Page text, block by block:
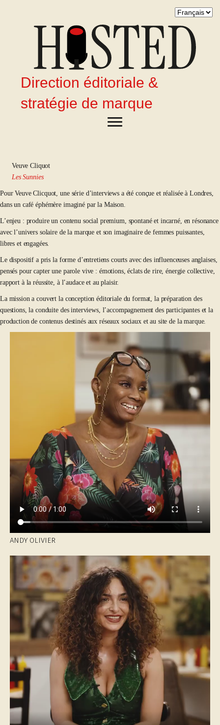
Direction éditoriale &
stratégie de marque
Veuve Cliquot
Les Sunnies
Pour Veuve Clicquot, une série d’interviews a été conçue et réalisée à Londres,
dans un café éphémère imaginé par la Maison.
L’enjeu : produire un contenu social premium, spontané et incarné, en résonance
avec l’univers solaire de la marque et son imaginaire de femmes puissantes,
libres et engagées.
Le dispositif a pris la forme d’entretiens courts avec des influenceuses anglaises,
pensés pour capter une parole vive : émotions, éclats de rire, énergie collective,
rapport à la réussite, à l’audace et au plaisir.
La mission a couvert la conception éditoriale du format, la préparation des
questions, la conduite des interviews, l’accompagnement des participantes et la
production de contenus destinés aux réseaux sociaux et au site de la marque.
ANDY OLIVIER